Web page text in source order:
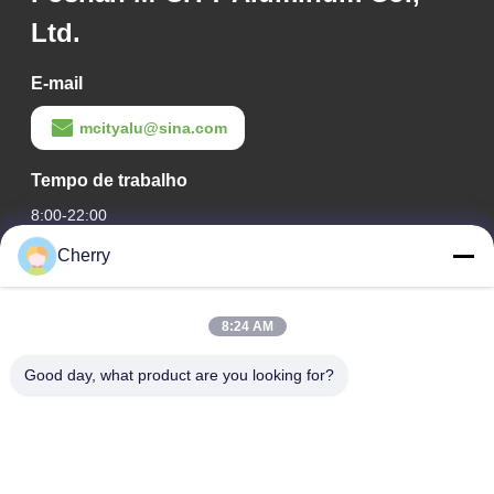
Ltd.
E-mail
mcityalu@sina.com
Tempo de trabalho
8:00-22:00
O nosso endereço
Parque industrial Hegui, Lishui, Nanhai Foshan Guangdong
Cherry
8:24 AM
Good day, what product are you looking for?